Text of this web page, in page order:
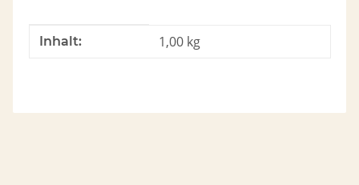
Produkteigenschaft
Wert
Inhalt: 1,00 kg